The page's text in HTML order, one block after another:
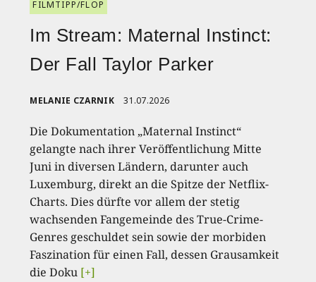
FILMTIPP/FLOP
Im Stream: Maternal Instinct:
Der Fall Taylor Parker
MELANIE CZARNIK 31.07.2026
Die Dokumentation „Maternal Instinct“
gelangte nach ihrer Veröffentlichung Mitte
Juni in diversen Ländern, darunter auch
Luxemburg, direkt an die Spitze der Netflix-
Charts. Dies dürfte vor allem der stetig
wachsenden Fangemeinde des True-Crime-
Genres geschuldet sein sowie der morbiden
Faszination für einen Fall, dessen Grausamkeit
die Doku [+]